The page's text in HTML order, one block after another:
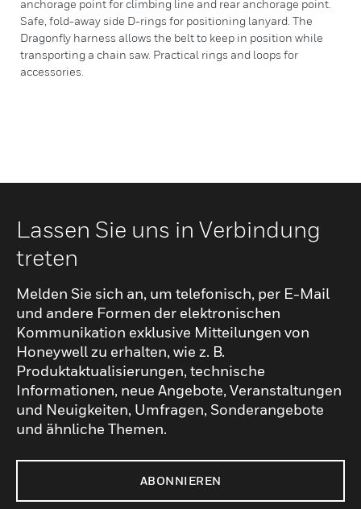
anchorage point for climbing line and rear anchorage point.
Safe, fold-away side D-rings for positioning lanyard. The
Dragonfly harness allows the belt to keep in position while
transporting a chain saw. Practical rings and loops for
accessories.
Lassen Sie uns in Verbindung
treten
Melden Sie sich an, um telefonisch, per E-Mail
und andere Formen der elektronischen
Kommunikation exklusive Mitteilungen von
Honeywell zu erhalten, wie z. B.
Produktaktualisierungen, technische
Informationen, neue Angebote, Veranstaltungen
und Neuigkeiten, Umfragen, Sonderangebote
und ähnliche Themen.
ABONNIEREN